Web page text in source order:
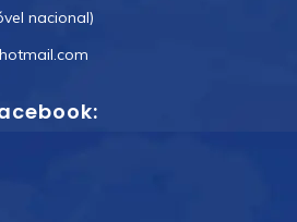
nacional)